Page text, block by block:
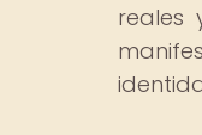
reales